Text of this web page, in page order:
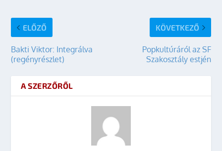
ELŐZŐ
Bakti Viktor: Integrálva
(regényrészlet)
KÖVETKEZŐ
Popkultúráról az SF
Szakosztály estjén
A SZERZŐRŐL